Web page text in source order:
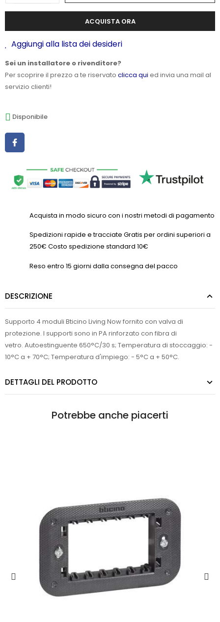
ACQUISTA ORA
Aggiungi alla lista dei desideri
Sei un installatore o rivenditore?
Per scoprire il prezzo a te riservato clicca qui ed invia una mail al
servizio clienti!
Disponibile
Acquista in modo sicuro con i nostri metodi di pagamento
Spedizioni rapide e tracciate Gratis per ordini superiori a
250€ Costo spedizione standard 10€
Reso entro 15 giorni dalla consegna del pacco
DESCRIZIONE
Supporto 4 moduli Bticino Living Now fornito con valva di
protezione. I supporti sono in PA rinforzato con fibra di
vetro. Autoestinguente 650°C/30 s; Temperatura di stoccaggio: -
10°C a + 70°C; Temperatura d'impiego: - 5°C a + 50°C.
DETTAGLI DEL PRODOTTO
Potrebbe anche piacerti